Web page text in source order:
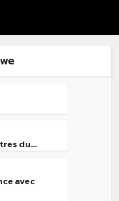
du...
avec